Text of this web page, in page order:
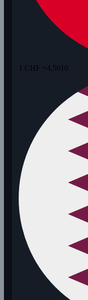
1 CHF =4,5010